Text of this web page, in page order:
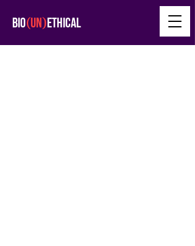
BIO(UN)ETHICAL